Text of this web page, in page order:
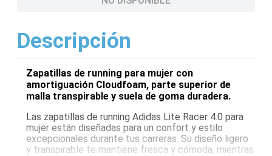
Descripción
Zapatillas de running para mujer con
amortiguación Cloudfoam, parte superior de
malla transpirable y suela de goma duradera.
Las zapatillas de running Adidas Lite Racer 4.0 para
mujer están diseñadas para un confort y estilo
excepcionales durante tus carreras. Su diseño ligero
y transpirable te mantiene fresca y cómoda, mientras